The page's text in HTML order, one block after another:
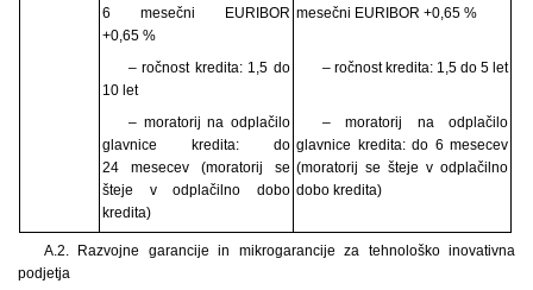
6 mesečni EURIBOR
+0,65 %
mesečni EURIBOR +0,65 %
– ročnost kredita: 1,5 do
10 let
– ročnost kredita: 1,5 do 5 let
– moratorij na odplačilo
glavnice kredita: do
24 mesecev (moratorij se
šteje v odplačilno dobo
kredita)
– moratorij na odplačilo
glavnice kredita: do 6 mesecev
(moratorij se šteje v odplačilno
dobo kredita)
A.2. Razvojne garancije in mikrogarancije za tehnološko inovativna
podjetja